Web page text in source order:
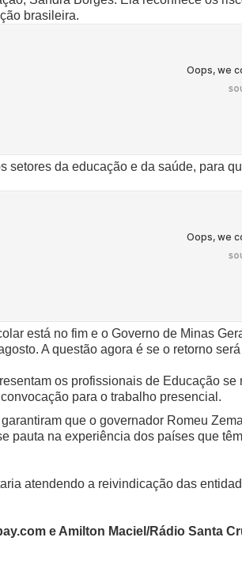
brasileira.
setores da educação e da saúde, para
está no fim e o Governo de Minas
A questão agora é se o retorno
os profissionais de Educação
para o trabalho presencial.
que o governador Romeu
pauta na experiência dos países que
atendendo a reivindicação das
e Amilton Maciel/Rádio Santa